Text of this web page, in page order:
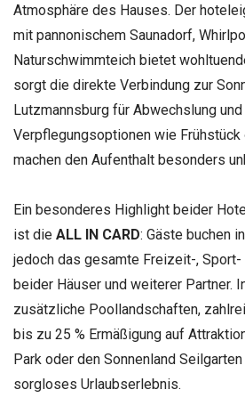
Atmosphäre des Hauses. Der
mit pannonischem Saunadorf,
Naturschwimmteich bietet
sorgt die direkte Verbindung zur
Lutzmannsburg für Abwechslung
Verpflegungsoptionen wie
machen den Aufenthalt besonders
Ein besonderes Highlight beider
ist die ALL IN CARD: Gäste buchen
jedoch das gesamte Freizeit-, Sport-
beider Häuser und weiterer Partner.
zusätzliche Poollandschaften,
bis zu 25 % Ermäßigung auf
Park oder den Sonnenland
sorgloses Urlaubserlebnis.